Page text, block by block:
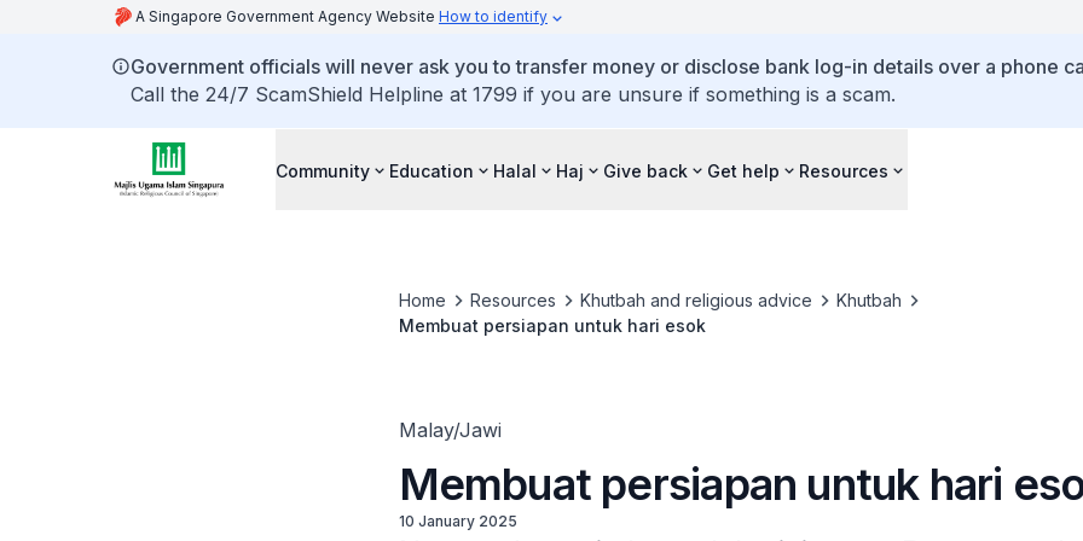
A Singapore Government Agency Website How to identify
Government officials will never ask you to transfer money or disclose bank log-in details over a phone
Call the 24/7 ScamShield Helpline at 1799 if you are unsure if something is a scam.
Community Education Halal Haj Give back Get help Resources
Home Resources Khutbah and religious advice
Khutbah
Membuat persiapan untuk hari esok
Malay/Jawi
Membuat persiapan untuk hari
10 January 2025